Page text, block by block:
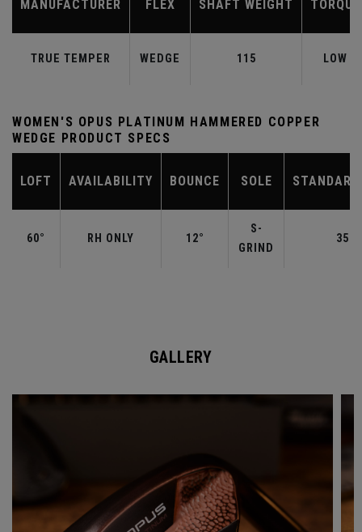
MANUFACTURER FLEX SHAFT WEIGHT TORQUE
TRUE TEMPER WEDGE 115 LOW
WOMEN'S OPUS PLATINUM HAMMERED COPPER
WEDGE PRODUCT SPECS
LOFT AVAILABILITY BOUNCE SOLE
60° RH ONLY 12°
S-
GRIND
GALLERY